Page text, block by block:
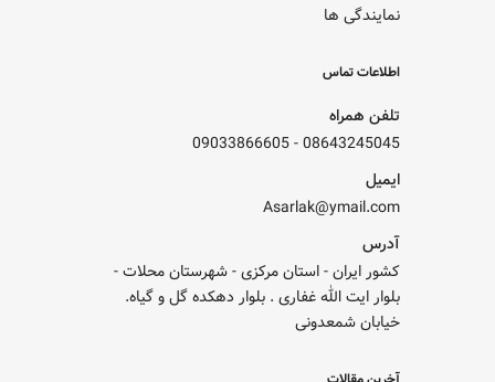
نمایندگی ها
اطلاعات تماس
تلفن همراه
08643245045
-
09033866605
ایمیل
Asarlak@ymail.com
آدرس
کشور ایران - استان مرکزی - شهرستان محلات -
بلوار ایت الله غفاری . بلوار دهکده گل و گیاه.
خیابان شمعدونی